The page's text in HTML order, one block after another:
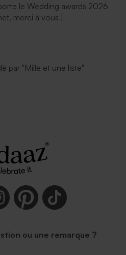
le Wedding awards 2026
merci à vous !
par "Mille et une liste"
ou une remarque ?